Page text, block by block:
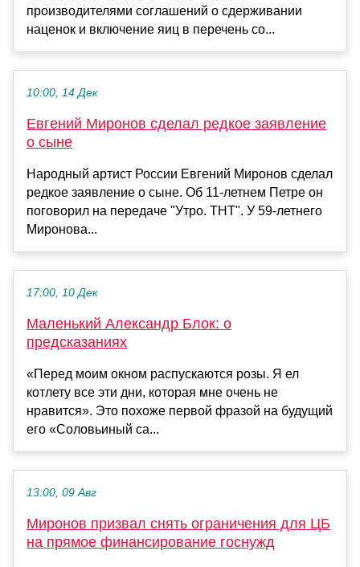
производителями соглашений о сдерживании
наценок и включение яиц в перечень со...
10:00, 14 Дек
Евгений Миронов сделал редкое заявление
о сыне
Народный артист России Евгений Миронов сделал
редкое заявление о сыне. Об 11-летнем Петре он
поговорил на передаче "Утро. ТНТ". У 59-летнего
Миронова...
17:00, 10 Дек
Маленький Александр Блок: о
предсказаниях
«Перед моим окном распускаются розы. Я ел
котлету все эти дни, которая мне очень не
нравится». Это похоже первой фразой на будущий
его «Соловьиный са...
13:00, 09 Авг
Миронов призвал снять ограничения для ЦБ
на прямое финансирование госнужд